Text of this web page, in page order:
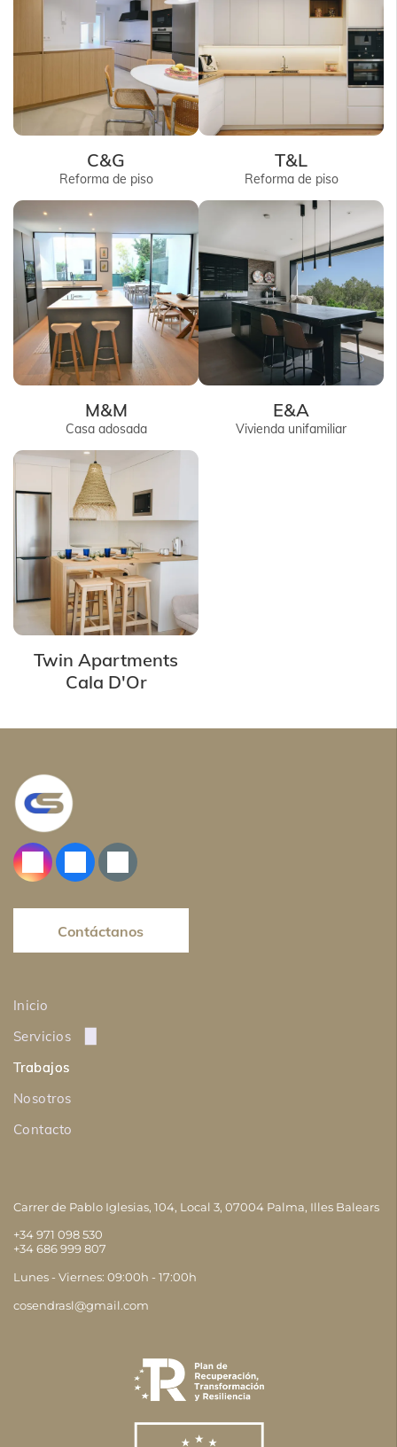
C&G
Reforma de piso
T&L
Reforma de piso
M&M
Casa adosada
E&A
Vivienda unifamiliar
Twin Apartments
Cala D'Or
Contáctanos
Inicio
Servicios
Obra nueva
Reformas Integrales
Construcción y ampliación
Rehabilitación
Albañilería
Trabajos
Nosotros
Contacto
Carrer de Pablo Iglesias, 104, Local 3, 07004 Palma, Illes Balears
+34 971 098 530
+34 686 999 807
Lunes - Viernes: 09:00h - 17:00h
cosendrasl@gmail.com